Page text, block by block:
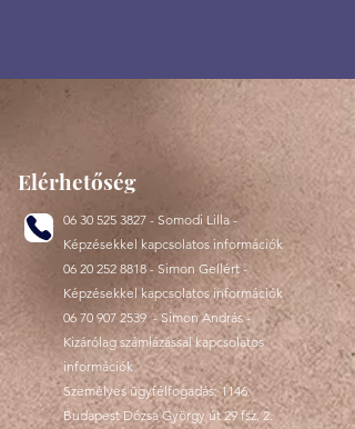
Elérhetőség
06 30 525 3827 - Somodi Lilla -
Képzésekkel kapcsolatos információk
06 20 252 8818- Simon Gellért -
Képzésekkel kapcsolatos információk
06 70 907 2539- Simon András -
Kizárólag számlázással kapcsolatos
információk
Személyes ügyfélfogadás: 1146
Budapest Dózsa György út 29 fsz. 2.